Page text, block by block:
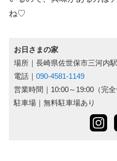
ね♡
お日さまの家
場所｜長崎県佐世保市三河内駅
電話｜ 090-4581-1149
営業時間｜10:00～19:00（完全
駐車場｜無料駐車場あり